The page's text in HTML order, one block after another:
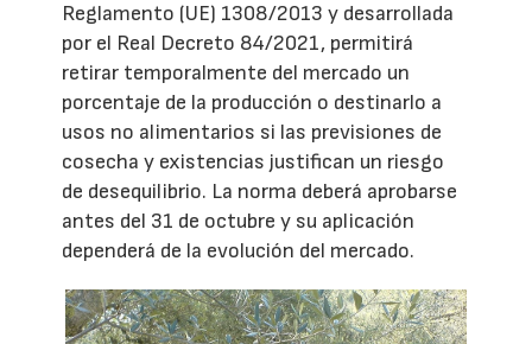
Reglamento (UE) 1308/2013 y desarrollada
por el Real Decreto 84/2021, permitirá
retirar temporalmente del mercado un
porcentaje de la producción o destinarlo a
usos no alimentarios si las previsiones de
cosecha y existencias justifican un riesgo
de desequilibrio. La norma deberá aprobarse
antes del 31 de octubre y su aplicación
dependerá de la evolución del mercado.